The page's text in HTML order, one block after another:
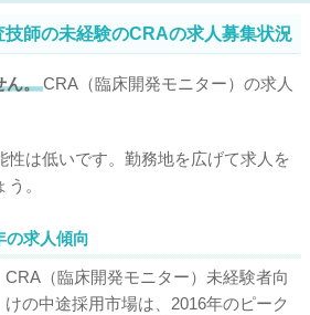
技師の未経験のCRAの求人募集状況
ん。CRA（臨床開発モニター）の求人
性は低いです。勤務地を広げて求人を
。
の求人傾向
CRA（臨床開発モニター）未経験者向
けの中途採用市場は、2016年のピーク